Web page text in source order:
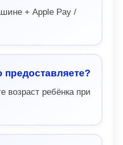
+ Apple Pay /
предоставляете?
возраст ребёнка при